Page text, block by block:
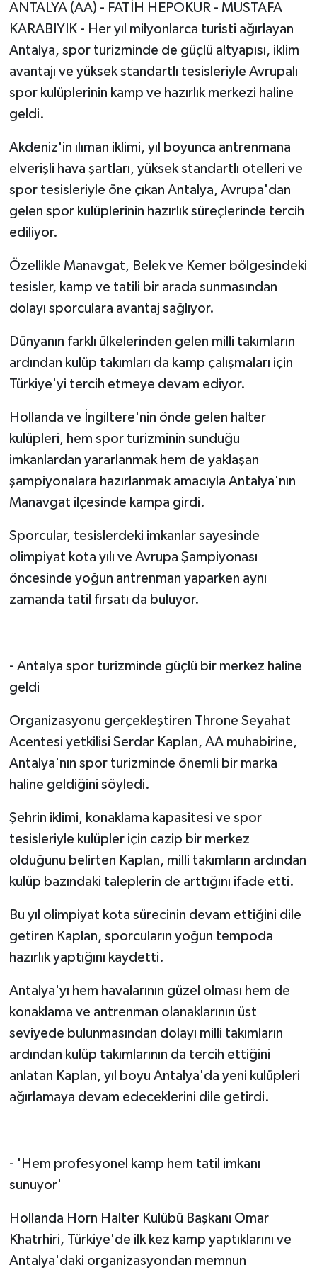
ANTALYA (AA) - FATİH HEPOKUR - MUSTAFA
KARABIYIK - Her yıl milyonlarca turisti ağırlayan
Antalya, spor turizminde de güçlü altyapısı, iklim
avantajı ve yüksek standartlı tesisleriyle Avrupalı
spor kulüplerinin kamp ve hazırlık merkezi haline
geldi.
Akdeniz'in ılıman iklimi, yıl boyunca antrenmana
elverişli hava şartları, yüksek standartlı otelleri ve
spor tesisleriyle öne çıkan Antalya, Avrupa'dan
gelen spor kulüplerinin hazırlık süreçlerinde tercih
ediliyor.
Özellikle Manavgat, Belek ve Kemer bölgesindeki
tesisler, kamp ve tatili bir arada sunmasından
dolayı sporculara avantaj sağlıyor.
Dünyanın farklı ülkelerinden gelen milli takımların
ardından kulüp takımları da kamp çalışmaları için
Türkiye'yi tercih etmeye devam ediyor.
Hollanda ve İngiltere'nin önde gelen halter
kulüpleri, hem spor turizminin sunduğu
imkanlardan yararlanmak hem de yaklaşan
şampiyonalara hazırlanmak amacıyla Antalya'nın
Manavgat ilçesinde kampa girdi.
Sporcular, tesislerdeki imkanlar sayesinde
olimpiyat kota yılı ve Avrupa Şampiyonası
öncesinde yoğun antrenman yaparken aynı
zamanda tatil fırsatı da buluyor.
- Antalya spor turizminde güçlü bir merkez haline
geldi
Organizasyonu gerçekleştiren Throne Seyahat
Acentesi yetkilisi Serdar Kaplan, AA muhabirine,
Antalya'nın spor turizminde önemli bir marka
haline geldiğini söyledi.
Şehrin iklimi, konaklama kapasitesi ve spor
tesisleriyle kulüpler için cazip bir merkez
olduğunu belirten Kaplan, milli takımların ardından
kulüp bazındaki taleplerin de arttığını ifade etti.
Bu yıl olimpiyat kota sürecinin devam ettiğini dile
getiren Kaplan, sporcuların yoğun tempoda
hazırlık yaptığını kaydetti.
Antalya'yı hem havalarının güzel olması hem de
konaklama ve antrenman olanaklarının üst
seviyede bulunmasından dolayı milli takımların
ardından kulüp takımlarının da tercih ettiğini
anlatan Kaplan, yıl boyu Antalya'da yeni kulüpleri
ağırlamaya devam edeceklerini dile getirdi.
- 'Hem profesyonel kamp hem tatil imkanı
sunuyor'
Hollanda Horn Halter Kulübü Başkanı Omar
Khatrhiri, Türkiye'de ilk kez kamp yaptıklarını ve
Antalya'daki organizasyondan memnun